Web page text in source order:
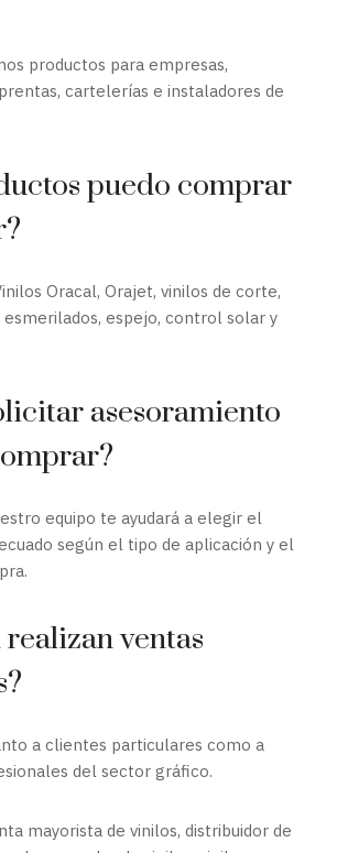
productos para empresas,
cartelerías e instaladores de
puedo comprar
Oracal, Orajet, vinilos de corte,
espejo, control solar y
asesoramiento
equipo te ayudará a elegir el
según el tipo de aplicación y el
ventas
a clientes particulares como a
del sector gráfico.
mayorista de vinilos, distribuidor de